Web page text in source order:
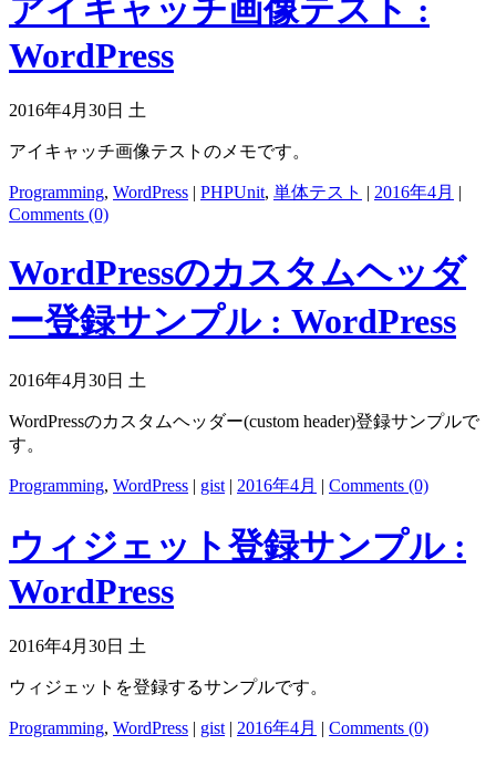
アイキャッチ画像テスト :
WordPress
2016年4月30日 土
アイキャッチ画像テストのメモです。
Programming, WordPress | PHPUnit, 単体テスト | 2016年4月 |
Comments (0)
WordPressのカスタムヘッダ
ー登録サンプル : WordPress
2016年4月30日 土
WordPressのカスタムヘッダー(custom header)登録サンプルで
す。
Programming, WordPress | gist | 2016年4月 | Comments (0)
ウィジェット登録サンプル :
WordPress
2016年4月30日 土
ウィジェットを登録するサンプルです。
Programming, WordPress | gist | 2016年4月 | Comments (0)